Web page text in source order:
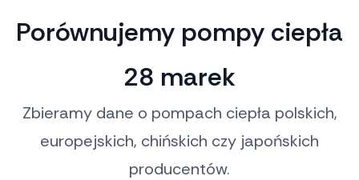
Porównujemy pompy ciepła
28 marek
Zbieramy dane o pompach ciepła polskich,
europejskich, chińskich czy japońskich
producentów.